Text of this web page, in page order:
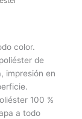
color.
de
impresión en
100 %
a todo